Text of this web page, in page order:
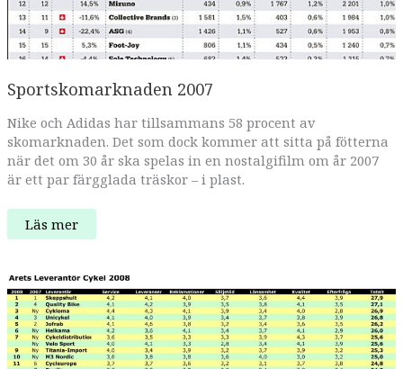
Sportskomarknaden 2007
Nike och Adidas har tillsammans 58 procent av
skomarknaden. Det som dock kommer att sitta på fötterna
när det om 30 år ska spelas in en nostalgifilm om år 2007
är ett par färgglada träskor – i plast.
Sportskomarknaden
2007
Läs mer